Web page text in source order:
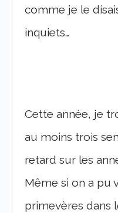
comme je le
inquiets…
Cette année, je
au moins trois
retard sur les
Même si on a pu
primevères dans